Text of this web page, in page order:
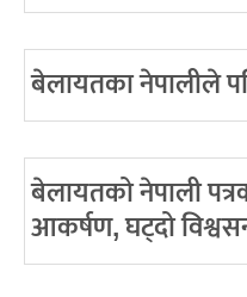
बेलायतका नेपालीले
बेलायतको नेपाली
आकर्षण, घट्दो